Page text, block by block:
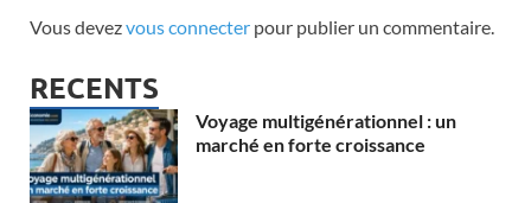
Vous devezvous connecter pour publier un commentaire.
RECENTS
Voyage multigénérationnel : un
marché en forte croissance